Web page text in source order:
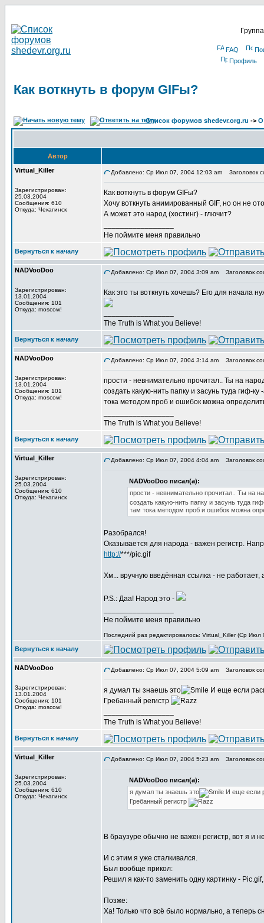
FAQ
Профиль
Как воткнуть в форум GIFы?
Список форумов shedevr.org.ru -> О
Автор
Virtual_Killer
Зарегистрирован:
25.03.2004
Сообщения: 610
Откуда: Чекагинск
Добавлено: Ср Июл 07, 2004 12:03 am Заголовок
Как воткнуть в форум GIFы?
Хочу воткнуть анимированный GIF, но он не
А может это народ (хостинг) - глючит?
Не поймите меня правильно
Вернуться к началу
NADVooDoo
Зарегистрирован:
13.01.2004
Сообщения: 101
Откуда: moscow!
Добавлено: Ср Июл 07, 2004 3:09 am Заголовок
Как это ты воткнуть хочешь? Его для начала
The Truth is What you Believe!
Вернуться к началу
NADVooDoo
Зарегистрирован:
13.01.2004
Сообщения: 101
Откуда: moscow!
Добавлено: Ср Июл 07, 2004 3:14 am Заголовок
прости - невнимательно прочитал.. Ты на
создать какую-нить папку и засунь туда гиф-
тока методом проб и ошибок можна
The Truth is What you Believe!
Вернуться к началу
Virtual_Killer
Зарегистрирован:
25.03.2004
Сообщения: 610
Откуда: Чекагинск
Добавлено: Ср Июл 07, 2004 4:04 am Заголовок
NADVooDoo писал(а):
прости - невнимательно прочитал.. Ты на
создать какую-нить папку и засунь туда
там тока методом проб и ошибок можна
Разобрался!
Оказывается для народа - важен регистр.
http://***/pic.gif
Хм... вручную введённая ссылка - не
P.S.: Даа! Народ это -
Не поймите меня правильно
Последний раз редактировалось: Virtual_Killer (Ср Июл
Вернуться к началу
NADVooDoo
Зарегистрирован:
13.01.2004
Сообщения: 101
Откуда: moscow!
Добавлено: Ср Июл 07, 2004 5:09 am Заголовок
я думал ты знаешь это
И еще если
Гребанный регистр
The Truth is What you Believe!
Вернуться к началу
Virtual_Killer
Зарегистрирован:
25.03.2004
Сообщения: 610
Откуда: Чекагинск
Добавлено: Ср Июл 07, 2004 5:23 am Заголовок
NADVooDoo писал(а):
я думал ты знаешь это
И еще если
Гребанный регистр
В браузуре обычно не важен регистр, вот я и
И с этим я уже сталкивался.
Был вообще прикол:
Решил я как-то заменить одну картинку -
Позже:
Ха! Только что всё было нормально, а теперь